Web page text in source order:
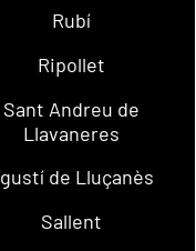
Rubí
Ripollet
Sant Andreu de
Llavaneres
de Lluçanès
Sallent